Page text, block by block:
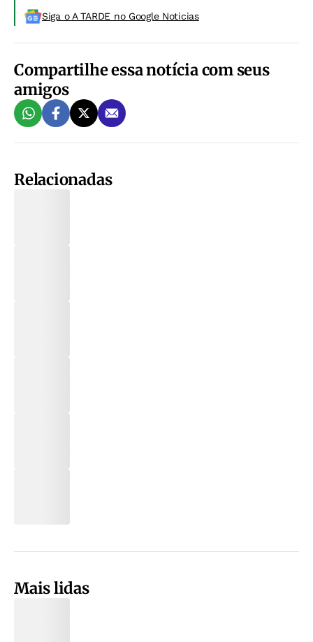
Siga o A TARDE no Google Noticias
Compartilhe essa notícia com seus
amigos
Relacionadas
Mais lidas